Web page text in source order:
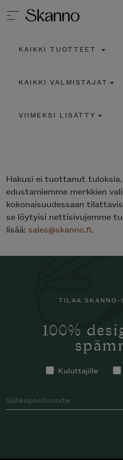
KAIKKI TUOTTEET
KAIKKI VALMISTAJAT
VIIMEKSI LISÄTTY
Hakusi ei tuottanut
edustamiemme merkkien
kokonaisuudessaan
se löytyisi nettisivujemme
lisää: sales@skanno.fi.
TILAA SKANNO-
100%
Kuluttajille